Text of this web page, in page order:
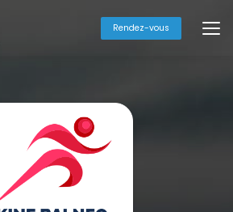
Rendez-vous